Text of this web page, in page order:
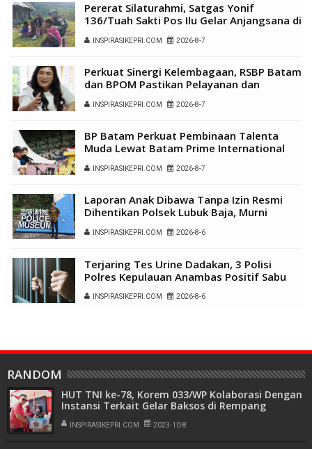
Pererat Silaturahmi, Satgas Yonif
136/Tuah Sakti Pos Ilu Gelar Anjangsana di
Kampung Alukme
INSPIRASIKEPRI.COM 2026-8-7
Perkuat Sinergi Kelembagaan, RSBP Batam
dan BPOM Pastikan Pelayanan dan
Ketersediaan Obat Aman
INSPIRASIKEPRI.COM 2026-8-7
BP Batam Perkuat Pembinaan Talenta
Muda Lewat Batam Prime International
Grassroot Football Festival 2026
INSPIRASIKEPRI.COM 2026-8-7
Laporan Anak Dibawa Tanpa Izin Resmi
Dihentikan Polsek Lubuk Baja, Murni
Sengketa Hak Asuh
INSPIRASIKEPRI.COM 2026-8-6
Terjaring Tes Urine Dadakan, 3 Polisi
Polres Kepulauan Anambas Positif Sabu
INSPIRASIKEPRI.COM 2026-8-6
RANDOM
HUT TNI ke-78, Korem 033/WP Kolaborasi Dengan
Instansi Terkait Gelar Baksos di Rempang
INSPIRASIKEPRI.COM 2023-10-8